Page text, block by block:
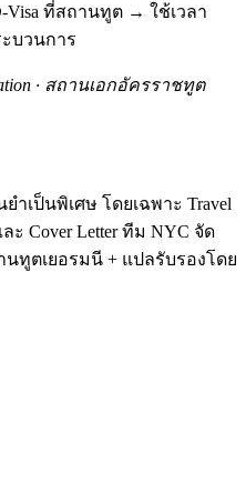
Visa ที่สถานทูต → ใช้เวลา
บวนการ
· สถานเอกอัครราชทูต
ำเป็นพิเศษ โดยเฉพาะ Travel
ะ Cover Letter ทีม NYC จัด
ทูตเยอรมนี + แปลรับรองโดย